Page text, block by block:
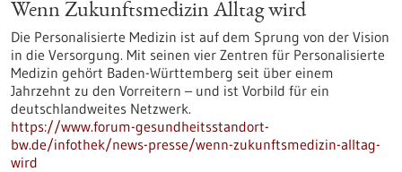
Wenn Zukunftsmedizin Alltag wird
Die Personalisierte Medizin ist auf dem Sprung von der Vision
in die Versorgung. Mit seinen vier Zentren für Personalisierte
Medizin gehört Baden-Württemberg seit über einem
Jahrzehnt zu den Vorreitern – und ist Vorbild für ein
deutschlandweites Netzwerk.
https://www.forum-gesundheitsstandort-
bw.de/infothek/news-presse/wenn-zukunftsmedizin-alltag-
wird